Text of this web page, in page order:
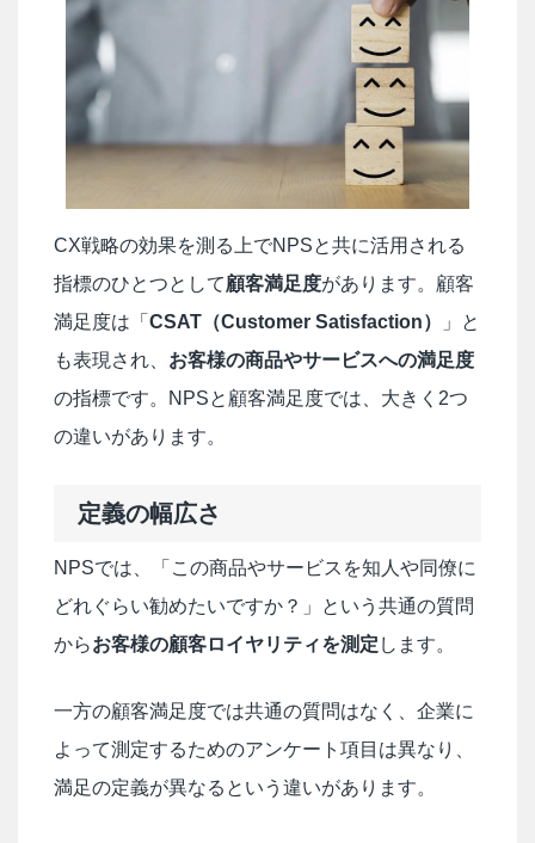
CX戦略の効果を測る上でNPSと共に活用される
指標のひとつとして顧客満足度があります。顧客
満足度は「 CSAT（Customer Satisfaction）
」と
も表現され、 お客様の商品やサービスへの満足度
の指標です。NPSと顧客満足度では、大きく2つ
の違いがあります。
定義の幅広さ
NPSでは、「この商品やサービスを知人や同僚に
どれぐらい勧めたいですか？」という共通の質問
からお客様の顧客ロイヤリティを測定 します。
一方の顧客満足度では共通の質問はなく、企業に
よって測定するためのアンケート項目は異なり、
満足の定義が異なるという違いがあります。